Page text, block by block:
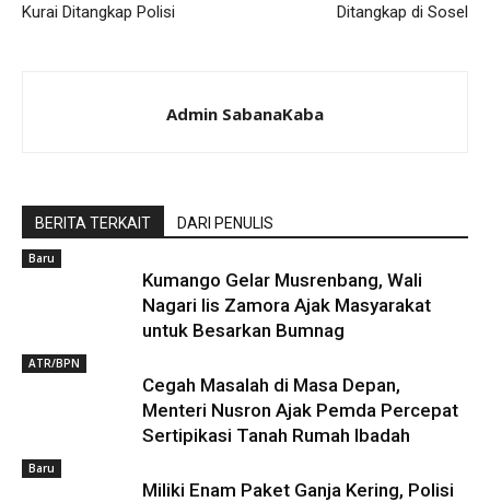
Kurai Ditangkap Polisi
Ditangkap di Sosel
Admin SabanaKaba
BERITA TERKAIT DARI PENULIS
Baru
Kumango Gelar Musrenbang, Wali
Nagari Iis Zamora Ajak Masyarakat
untuk Besarkan Bumnag
ATR/BPN
Cegah Masalah di Masa Depan,
Menteri Nusron Ajak Pemda Percepat
Sertipikasi Tanah Rumah Ibadah
Baru
Miliki Enam Paket Ganja Kering, Polisi